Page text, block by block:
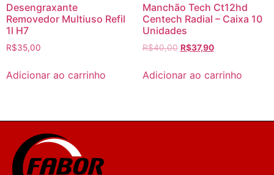
Desengraxante
Removedor Multiuso Refil
1l H7
R$35,00
Adicionar ao carrinho
Manchão Tech Ct12hd
Centech Radial – Caixa 10
Unidades
R$40,00 R$37,90
Adicionar ao carrinho